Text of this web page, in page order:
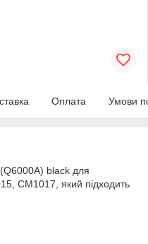
Оплата Умови
black для
CM1017, який підходить